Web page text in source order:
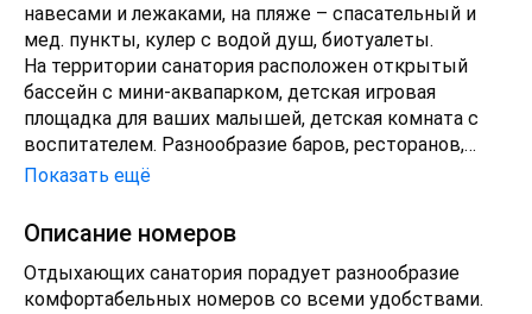
навесами и лежаками, на пляже – спасательный и
мед. пункты, кулер с водой душ, биотуалеты.
На территории санатория расположен открытый
бассейн с мини-аквапарком, детская игровая
площадка для ваших малышей, детская комната с
воспитателем. Разнообразие баров, ресторанов,
кафе, собственный огороженный песчаный пляж.
скучать.
Для детворы в санатории создана отдельная
инфраструктура. В ней – бассейн для детей с
игровой зоной возле него, мини-аквапарк, детская
Показать ещё
Описание номеров
Отдыхающих санатория порадует разнообразие
комфортабельных номеров со всеми удобствами.